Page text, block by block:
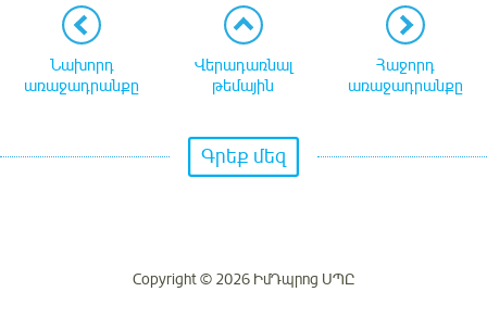
Նախորդ
առաջադրանքը
Վերադառնալ
թեմային
Հաջորդ
առաջադրանքը
Գրեք մեզ
Copyright © 2026 ԻմԴպրոց ՍՊԸ